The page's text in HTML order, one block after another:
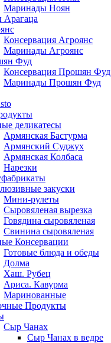
Маринады Ноян
Арагаца
Консервация Агроянс
Маринады Агроянс
Фуд
Консервация Прошян Фуд
Маринады Прошян Фуд
деликатесы
Армянская Бастурма
Армянский Суджух
Армянская Колбаса
Нарезки
закуски
Мини-рулеты
Сыровяленая вырезка
Говядина сыровяленая
Свинина сыровяленая
Консервации
Готовые блюда и обеды
Долма
Хаш. Рубец
Ариса. Кавурма
Маринованные
Продукты
Сыр Чанах
Сыр Чанах в ведре